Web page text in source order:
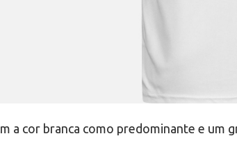
a cor branca como predominante e um